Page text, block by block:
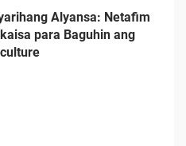
Alyansa: Netafim
para Baguhin ang